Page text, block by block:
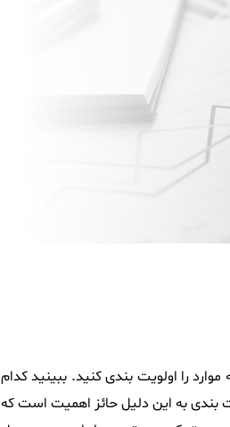
را اولویت بندی کنید. ببینید کدام
بندی به این دلیل حائز اهمیت است که